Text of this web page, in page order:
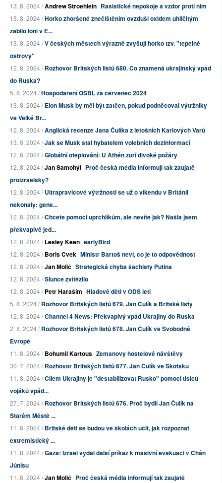
13. 8. 2024 /Andrew Stroehlein Rasistické nepokoje a vzdor proti nim
13. 8. 2024 /Horko zhoršené znečištěním ovzduší oxidem uhličitým
zabilo loni v E...
13. 8. 2024 /V českých městech výrazně zvyšují horko tzv. "tepelné
ostrovy"
12. 8. 2024 /Rozhovor Britských listů 680. Co znamená ukrajinský vpád
do Ruska?
5. 8. 2024 /Hospodaření OSBL za červenec 2024
13. 8. 2024 /Elon Musk by měl být zatčen, pokud podněcoval výtržníky
ve Velké Br...
12. 8. 2024 /Anglická recenze Jana Čulíka z letošních Karlových Varů
13. 8. 2024 /Jak se Musk stal hybatelem volebních dezinformací
12. 8. 2024 /Globální oteplování: U Athén zuří divoké požáry
12. 8. 2024 /Jan Samohýl Proč česká média informují tak zaujatě
proizraelsky?
12. 8. 2024 /Ultrapravicové výtržnosti se už o víkendu v Británii
nekonaly: gene...
12. 8. 2024 /Chcete pomoci uprchlíkům, ale nevíte jak? Našla jsem
překvapivě jed...
12. 8. 2024 /Lesley Keen earlyBird
12. 8. 2024 /Boris Cvek Ministr Bartoš neví, co je to odpovědnost
12. 8. 2024 /Jan Molič Strategická chyba šachisty Putina
12. 8. 2024 /Slunce zvítězilo
12. 8. 2024 /Petr Haraším Hladové děti v ODS letí
5. 8. 2024 /Rozhovor Britských listů 679. Jan Čulík a Britské listy
12. 8. 2024 /Channel 4 News: Překvapivý vpád Ukrajiny do Ruska
2. 8. 2024 /Rozhovor Britských listů 678. Jan Čulík ve Svobodné
Evropě
11. 8. 2024 /Bohumil Kartous Zemanovy hostelové návštěvy
30. 7. 2024 /Rozhovor Britských listů 677. Jan Čulík ve Skotsku
11. 8. 2024 /Cílem Ukrajiny je "destabilizovat Rusko" pomocí tisíců
vojáků vpád...
27. 7. 2024 /Rozhovor Britských listů 676. Proč bydlí Jan Čulík na
Starém Městě ...
11. 8. 2024 /Britské děti se budou ve školách učit, jak rozpoznat
extremistický ...
11. 8. 2024 /Gaza: Izrael vydal další příkaz k masivní evakuaci v Chán
Júnisu
11. 8. 2024 /Jan Molič Proč česká média informují tak zaujatě